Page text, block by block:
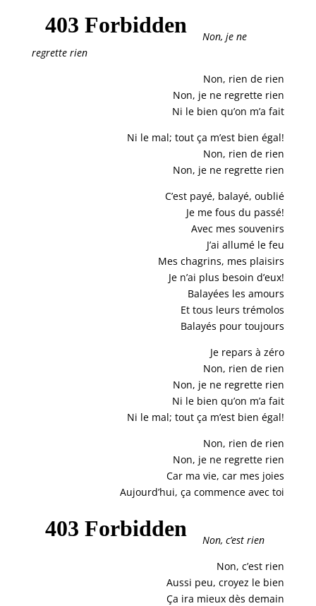
Non, je ne
regrette rien
Non, rien de rien
Non, je ne regrette rien
Ni le bien qu’on m’a fait
Ni le mal; tout ça m’est bien égal!
Non, rien de rien
Non, je ne regrette rien
C’est payé, balayé, oublié
Je me fous du passé!
Avec mes souvenirs
J’ai allumé le feu
Mes chagrins, mes plaisirs
Je n’ai plus besoin d’eux!
Balayées les amours
Et tous leurs trémolos
Balayés pour toujours
Je repars à zéro
Non, rien de rien
Non, je ne regrette rien
Ni le bien qu’on m’a fait
Ni le mal; tout ça m’est bien égal!
Non, rien de rien
Non, je ne regrette rien
Car ma vie, car mes joies
Aujourd’hui, ça commence avec toi
Non, c’est rien
Non, c’est rien
Aussi peu, croyez le bien
Ça ira mieux dès demain